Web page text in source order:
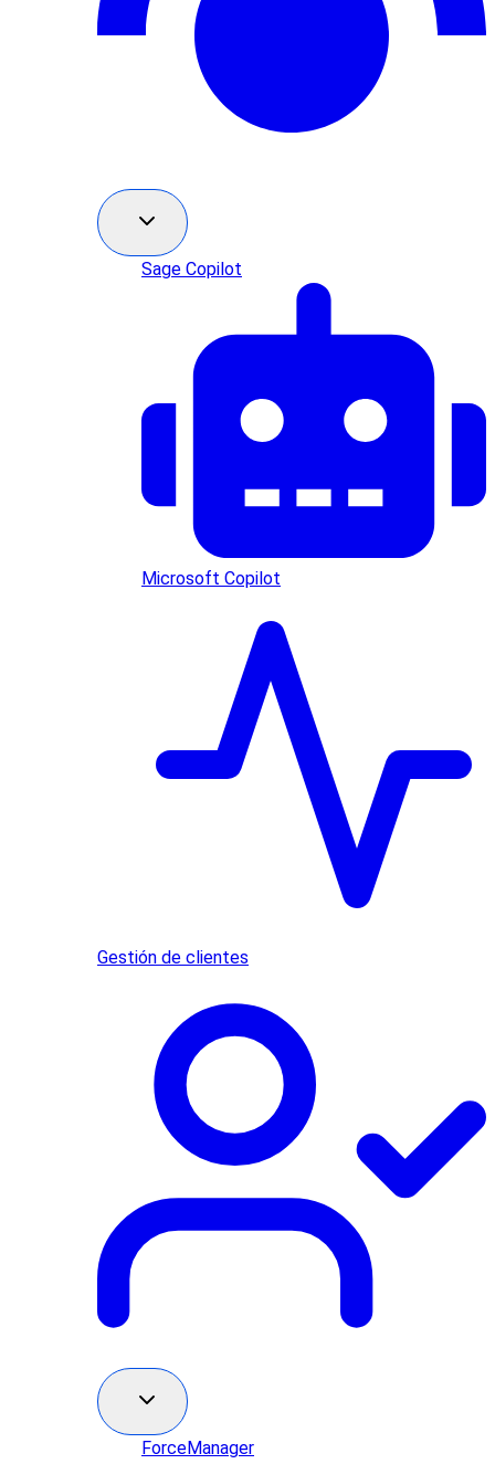
Sage Copilot
Microsoft Copilot
Gestión de clientes
ForceManager